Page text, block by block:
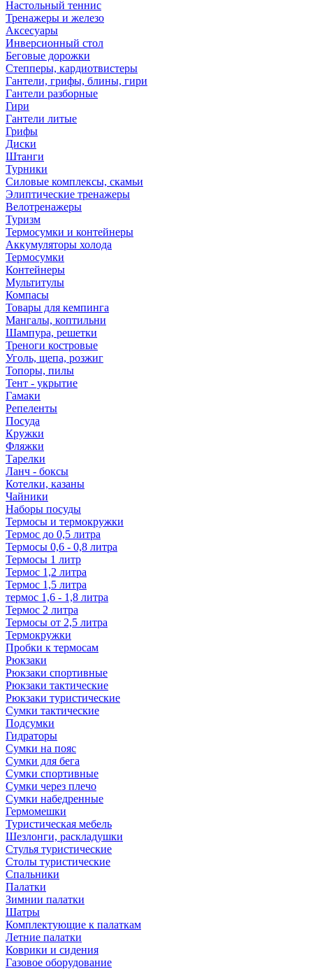
Настольный теннис
Тренажеры и железо
Аксесуары
Инверсионный стол
Беговые дорожки
Степперы, кардиотвистеры
Гантели, грифы, блины, гири
Гантели разборные
Гири
Гантели литые
Грифы
Диски
Штанги
Турники
Силовые комплексы, скамьи
Элиптические тренажеры
Велотренажеры
Туризм
Термосумки и контейнеры
Аккумуляторы холода
Термосумки
Контейнеры
Мультитулы
Компасы
Товары для кемпинга
Мангалы, коптильни
Шампура, решетки
Треноги костровые
Уголь, щепа, розжиг
Топоры, пилы
Тент - укрытие
Гамаки
Репеленты
Посуда
Кружки
Фляжки
Тарелки
Ланч - боксы
Котелки, казаны
Чайники
Наборы посуды
Термосы и термокружки
Термос до 0,5 литра
Термосы 0,6 - 0,8 литра
Термосы 1 литр
Термос 1,2 литра
Термос 1,5 литра
термос 1,6 - 1,8 литра
Термос 2 литра
Термосы от 2,5 литра
Термокружки
Пробки к термосам
Рюкзаки
Рюкзаки спортивные
Рюкзаки тактические
Рюкзаки туристические
Сумки тактические
Подсумки
Гидраторы
Сумки на пояс
Сумки для бега
Сумки спортивные
Сумки через плечо
Сумки набедренные
Гермомешки
Туристическая мебель
Шезлонги, раскладушки
Стулья туристические
Столы туристические
Спальники
Палатки
Зимнии палатки
Шатры
Комплектующие к палаткам
Летние палатки
Коврики и сидения
Газовое оборудование